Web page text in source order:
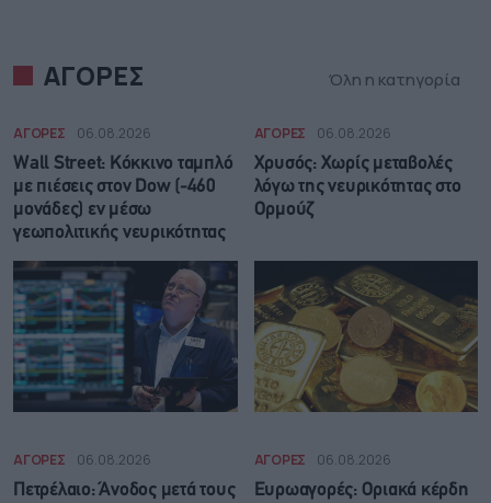
ΑΓΟΡΕΣ Όλη η κατηγορία
ΑΓΟΡΕΣ 06.08.2026
Wall Street: Κόκκινο ταμπλό
με πιέσεις στον Dow (-460
μονάδες) εν μέσω
γεωπολιτικής νευρικότητας
ΑΓΟΡΕΣ 06.08.2026
Χρυσός: Χωρίς μεταβολές
λόγω της νευρικότητας στο
Ορμούζ
ΑΓΟΡΕΣ 06.08.2026
Πετρέλαιο: Άνοδος μετά τους
ΑΓΟΡΕΣ 06.08.2026
Ευρωαγορές: Οριακά κέρδη